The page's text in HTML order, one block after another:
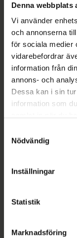
Denna webbplats
Vi använder
och annonserna
för sociala medier
vidarebefordrar
information från
annons- och
Dessa kan i sin
information som
återkalla ditt
lagligheten av
Nödvändig
Inställningar
Statistik
Marknadsföring
Aktuella
Beskrivning
EAN:
Bipacksedel
Kronans Apotek
datorn. Oavsett
hjälpa just dig att